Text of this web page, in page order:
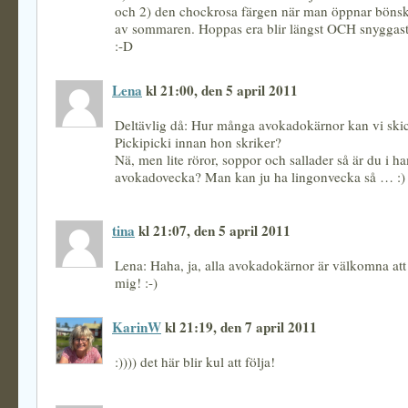
och 2) den chockrosa färgen när man öppnar
av sommaren. Hoppas era blir längst OCH
:-D
Lena kl 21:00, den 5 april 2011
Deltävlig då: Hur många avokadokärnor kan vi
Pickipicki innan hon skriker?
Nä, men lite röror, soppor och sallader så är du i
avokadovecka? Man kan ju ha lingonvecka så … :)
tina kl 21:07, den 5 april 2011
Lena: Haha, ja, alla avokadokärnor är välkomna
mig! :-)
KarinWkl 21:19, den 7 april 2011
:)))) det här blir kul att följa!